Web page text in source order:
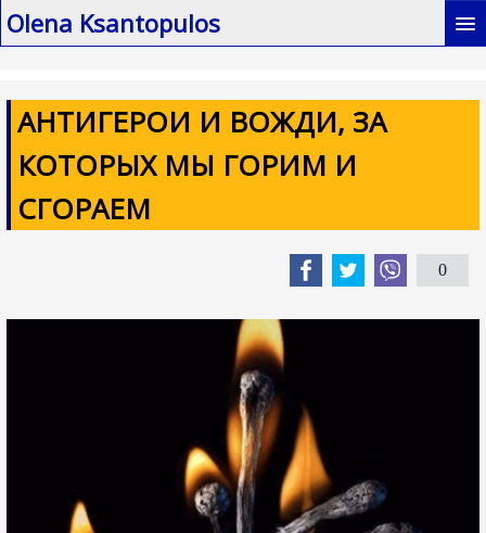
Olena Ksantopulos
Книги / My books
Биография / Biography
Мои статьи / My articles
АНТИГЕРОИ И ВОЖДИ, ЗА
КОТОРЫХ МЫ ГОРИМ И
СГОРАЕМ
0